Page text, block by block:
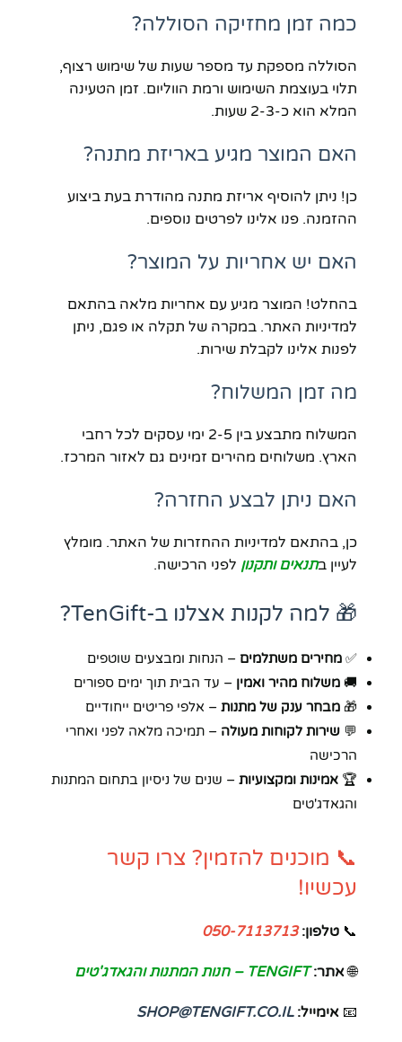
כמה זמן מחזיקה הסוללה?
הסוללה מספקת עד מספר שעות של שימוש רצוף,
תלוי בעוצמת השימוש ורמת הווליום. זמן הטעינה
המלא הוא כ-2-3 שעות.
האם המוצר מגיע באריזת מתנה?
כן! ניתן להוסיף אריזת מתנה מהודרת בעת ביצוע
ההזמנה. פנו אלינו לפרטים נוספים.
האם יש אחריות על המוצר?
בהחלט! המוצר מגיע עם אחריות מלאה בהתאם
למדיניות האתר. במקרה של תקלה או פגם, ניתן
לפנות אלינו לקבלת שירות.
מה זמן המשלוח?
המשלוח מתבצע בין 2-5 ימי עסקים לכל רחבי
הארץ. משלוחים מהירים זמינים גם לאזור המרכז.
האם ניתן לבצע החזרה?
כן, בהתאם למדיניות ההחזרות של האתר. מומלץ
לעיין בתנאים ותקנון לפני הרכישה.
🎁 למה לקנות אצלנו ב-TenGift?
✅ מחירים משתלמים – הנחות ומבצעים שוטפים
🚚 משלוח מהיר ואמין – עד הבית תוך ימים ספורים
🎁 מבחר ענק של מתנות – אלפי פריטים ייחודיים
💬 שירות לקוחות מעולה – תמיכה מלאה לפני ואחרי
הרכישה
🏆 אמינות ומקצועיות – שנים של ניסיון בתחום המתנות
והגאדג'טים
📞 מוכנים להזמין? צרו קשר
עכשיו!
📞 טלפון: 050-7113713
🌐אתר: TENGIFT – חנות המתנות והגאדג'טים
📧 אימייל: SHOP@TENGIFT.CO.IL